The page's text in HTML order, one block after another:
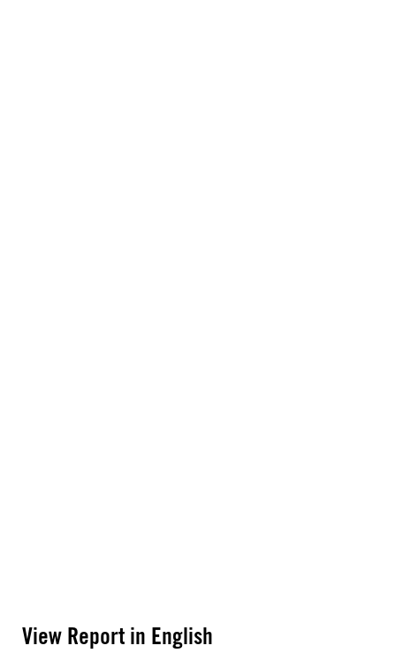
View Report in English